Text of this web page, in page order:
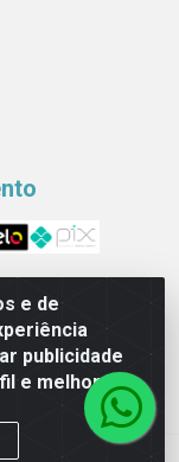
e de
publicidade
e melhorar a
S/N,
29161-414 -